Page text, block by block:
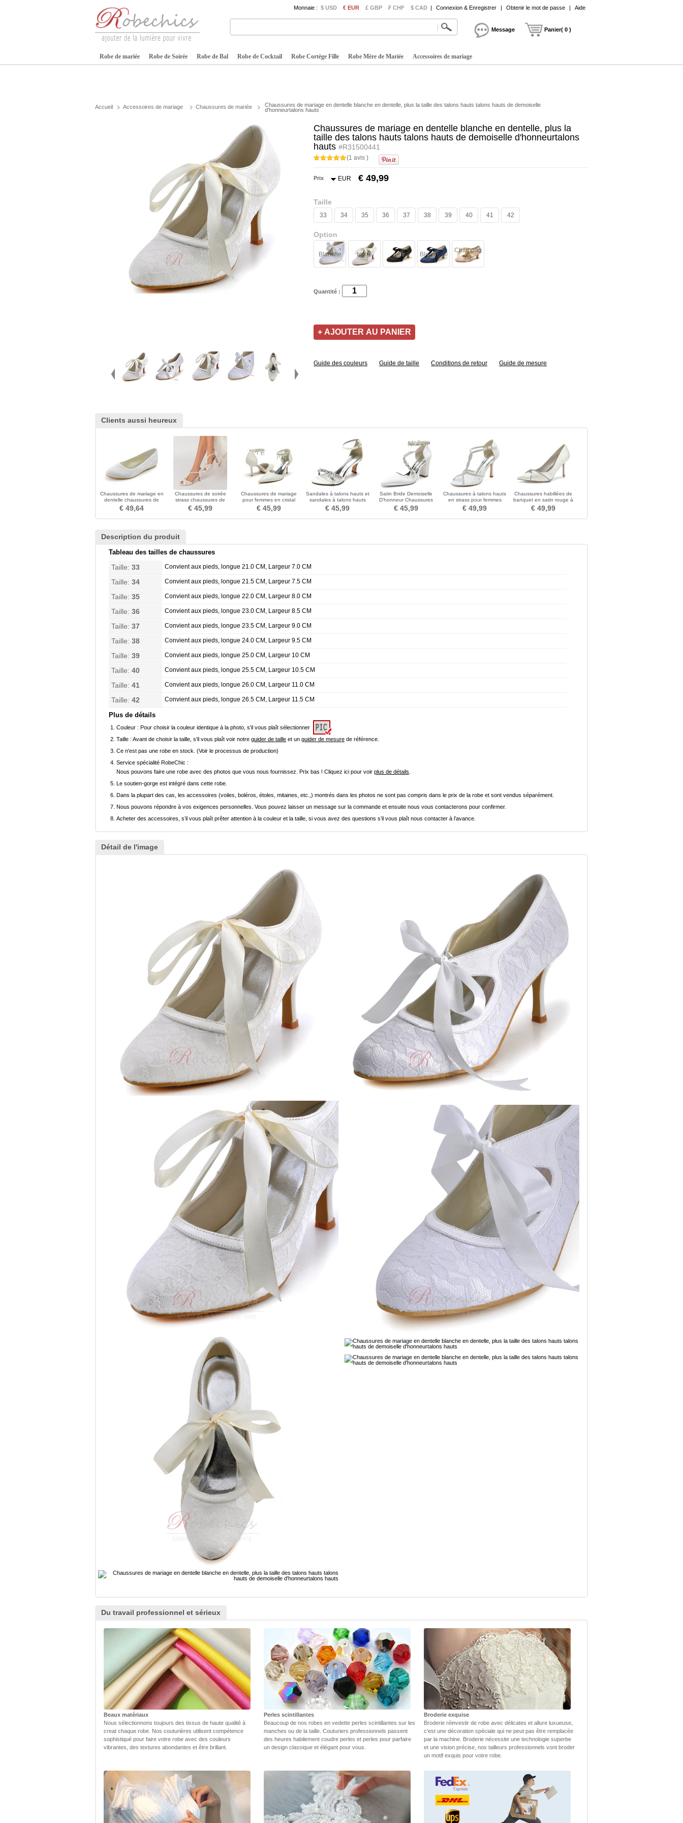
Monnaie : $ USD € EUR £ GBP ₣ CHF $ CAD | Connexion & Enregistrer | Obtenir le mot de passe | Aide
Message Panier( 0 )
Robe de mariée Robe de Soirée Robe de Bal Robe de Cocktail Robe Cortège Fille Robe Mère de Mariée Accessoires de mariage
Accueil Accessoires de mariage Chaussures de mariée
Chaussures de mariage en dentelle blanche en dentelle, plus la taille des talons hauts talons hauts de demoiselle
d'honneurtalons hauts
Chaussures de mariage en dentelle blanche en dentelle, plus la
taille des talons hauts talons hauts de demoiselle d'honneurtalons
hauts #R31500441
(1 avis )
Prix EUR € 49,99
Taille
33 34 35 36 37 38 39 40 41 42
Option
Blanche Ivoire Noir Bleu royal
Champag
ne
Quantité :
Guide des couleurs Guide de taille Conditions de retour Guide de mesure
Clients aussi heureux
Chaussures de mariage en
dentelle chaussures de
mariage plates pour
femmes enceintes talons
€ 49,64
Chaussures de soirée
strass chaussures de
mariage sexy bouche de
poisson chaussures de
€ 45,99
Chaussures de mariage
pour femmes en cristal
paillettes chaussures de
mariée mariage talons
€ 45,99
Sandales à talons hauts et
sandales à talons hauts
pour femmes
€ 45,99
Satin Bride Demoiselle
D'honneur Chaussures
Rose Chaussures De
Mariage Dîner Soirée
€ 45,99
Chaussures à talons hauts
en strass pour femmes
Chaussures de banquet en
satin Sandales à talons
€ 49,99
Chaussures habillées de
banquet en satin rouge à
talons aiguilles pointus
€ 49,99
Description du produit
Tableau des tailles de chaussures
Taille: 33 Convient aux pieds, longue 21.0 CM, Largeur 7.0 CM
Taille: 34 Convient aux pieds, longue 21.5 CM, Largeur 7.5 CM
Taille: 35 Convient aux pieds, longue 22.0 CM, Largeur 8.0 CM
Taille: 36 Convient aux pieds, longue 23.0 CM, Largeur 8.5 CM
Taille: 37 Convient aux pieds, longue 23.5 CM, Largeur 9.0 CM
Taille: 38 Convient aux pieds, longue 24.0 CM, Largeur 9.5 CM
Taille: 39 Convient aux pieds, longue 25.0 CM, Largeur 10 CM
Taille: 40 Convient aux pieds, longue 25.5 CM, Largeur 10.5 CM
Taille: 41 Convient aux pieds, longue 26.0 CM, Largeur 11.0 CM
Taille: 42 Convient aux pieds, longue 26.5 CM, Largeur 11.5 CM
Plus de détails
Couleur : Pour choisir la couleur identique à la photo, s'il vous plaît sélectionner
Taille : Avant de choisir la taille, s'il vous plaît voir notre guider de taille et un guider de mesure de référence.
Ce n'est pas une robe en stock. (Voir le processus de production)
Service spécialité RobeChic :
Nous pouvons faire une robe avec des photos que vous nous fournissez. Prix bas ! Cliquez ici pour voir plus de détails
Le soutien-gorge est intégré dans cette robe.
Dans la plupart des cas, les accessoires (voiles, boléros, étoles, mitaines, etc.,) montrés dans les photos ne sont pas compris dans le prix de la robe et sont vendus séparément.
Nous pouvons répondre à vos exigences personnelles. Vous pouvez laisser un message sur la commande et ensuite nous vous contacterons pour confirmer.
Acheter des accessoires, s’il vous plaît prêter attention à la couleur et la taille, si vous avez des questions s’il vous plaît nous contacter à l’avance.
Détail de l'image
Du travail professionnel et sérieux
Beaux matériaux
Nous sélectionnons toujours des tissus de haute qualité à
creat chaque robe. Nos couturières utilisent compétence
sophistiqué pour faire votre robe avec des couleurs
vibrantes, des textures abondantes et être brillant.
Perles scintillantes
Beaucoup de nos robes en vedette perles scintillantes sur les
manches ou de la taille. Couturiers professionnels passent
des heures habilement coudre perles et perles pour parfaire
un design classique et élégant pour vous.
Broderie exquise
Broderie réinvestir de robe avec délicates et allure luxueuse,
c'est une décoration spéciale qui ne peut pas être remplacée
par la machine. Broderie nécessite une technologie superbe
et une vision précise, nos tailleurs professionnels vont broder
un motif exquis pour votre robe.